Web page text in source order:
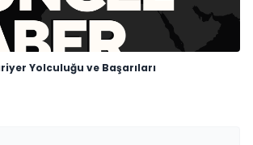
Yolculuğu ve Başarıları